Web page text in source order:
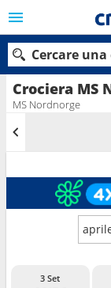
MS Nordnorge
3 Set
Cercare
Le nostre
Mesi di
Porti